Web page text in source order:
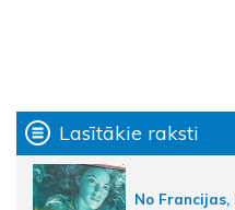
Lasītākie raksti
No